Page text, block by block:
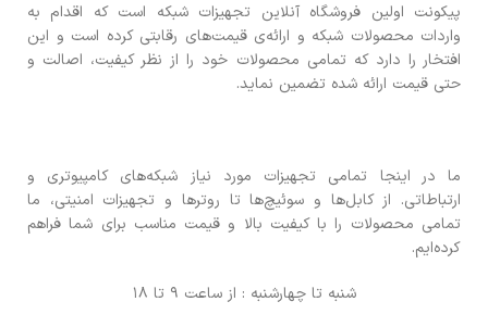
پیکونت اولین فروشگاه آنلاین تجهیزات شبکه است که اقدام به
واردات محصولات شبکه و ارائه‌ی قیمت‌های رقابتی کرده است و این
افتخار را دارد که تمامی محصولات خود را از نظر کیفیت، اصالت و
حتی قیمت ارائه شده تضمین نماید.
ما در اینجا تمامی تجهیزات مورد نیاز شبکه‌های کامپیوتری و
ارتباطاتی. از کابل‌ها و سوئیچ‌ها تا روترها و تجهیزات امنیتی، ما
تمامی محصولات را با کیفیت بالا و قیمت مناسب برای شما فراهم
کرده‌ایم.
شنبه تا چهارشنبه : از ساعت 9 تا 18